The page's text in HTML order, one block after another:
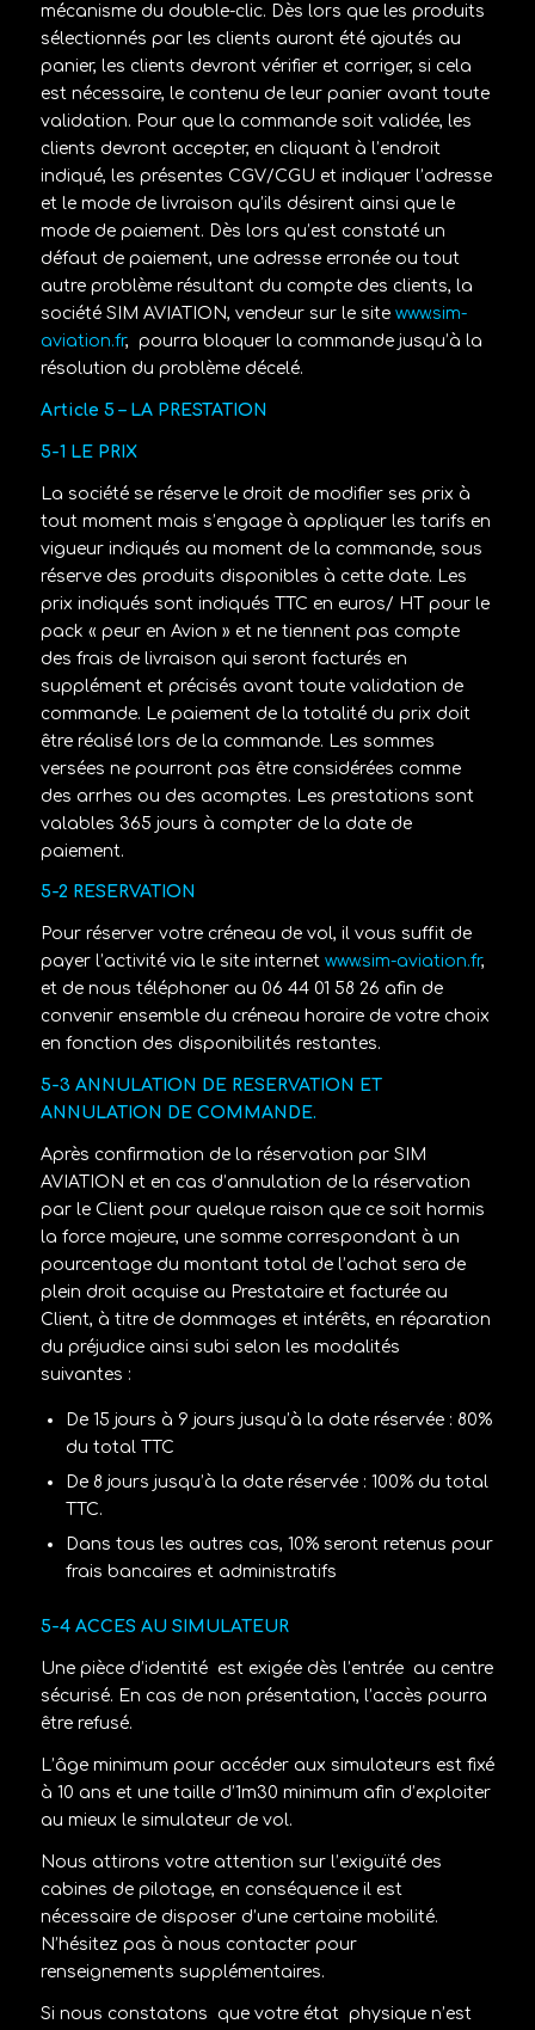
mécanisme du double-clic. Dès lors que les produits
sélectionnés par les clients auront été ajoutés au
panier, les clients devront vérifier et corriger, si cela
est nécessaire, le contenu de leur panier avant toute
validation. Pour que la commande soit validée, les
clients devront accepter, en cliquant à l’endroit
indiqué, les présentes CGV/CGU et indiquer l’adresse
et le mode de livraison qu’ils désirent ainsi que le
mode de paiement. Dès lors qu’est constaté un
défaut de paiement, une adresse erronée ou tout
autre problème résultant du compte des clients, la
société SIM AVIATION, vendeur sur le site www.sim-
aviation.fr, pourra bloquer la commande jusqu’à la
résolution du problème décelé.
Article 5 – LA PRESTATION
5-1 LE PRIX
La société se réserve le droit de modifier ses prix à
tout moment mais s’engage à appliquer les tarifs en
vigueur indiqués au moment de la commande, sous
réserve des produits disponibles à cette date. Les
prix indiqués sont indiqués TTC en euros/ HT pour le
pack « peur en Avion » et ne tiennent pas compte
des frais de livraison qui seront facturés en
supplément et précisés avant toute validation de
commande. Le paiement de la totalité du prix doit
être réalisé lors de la commande. Les sommes
versées ne pourront pas être considérées comme
des arrhes ou des acomptes. Les prestations sont
valables 365 jours à compter de la date de
paiement.
5-2 RESERVATION
Pour réserver votre créneau de vol, il vous suffit de
payer l’activité via le site internet www.sim-aviation.fr,
et de nous téléphoner au 06 44 01 58 26 afin de
convenir ensemble du créneau horaire de votre choix
en fonction des disponibilités restantes.
5-3 ANNULATION DE RESERVATION ET
ANNULATION DE COMMANDE.
Après confirmation de la réservation par SIM
AVIATION et en cas d’annulation de la réservation
par le Client pour quelque raison que ce soit hormis
la force majeure, une somme correspondant à un
pourcentage du montant total de l’achat sera de
plein droit acquise au Prestataire et facturée au
Client, à titre de dommages et intérêts, en réparation
du préjudice ainsi subi selon les modalités
suivantes :
De 15 jours à 9 jours jusqu’à la date réservée : 80%
du total TTC
De 8 jours jusqu’à la date réservée : 100% du total
TTC.
Dans tous les autres cas, 10% seront retenus pour
frais bancaires et administratifs
5-4 ACCES AU SIMULATEUR
Une pièce d’identité est exigée dès l’entrée
au centre
sécurisé. En cas de non présentation, l’accès pourra
être refusé.
L’âge minimum pour accéder aux simulateurs est fixé
à 10 ans et une taille d’1m30 minimum afin d’exploiter
au mieux le simulateur de vol.
Nous attirons votre attention sur l’exiguïté des
cabines de pilotage, en conséquence il est
nécessaire de disposer d’une certaine mobilité.
N’hésitez pas à nous contacter pour
renseignements supplémentaires.
Si nous constatons que votre état physique n’est